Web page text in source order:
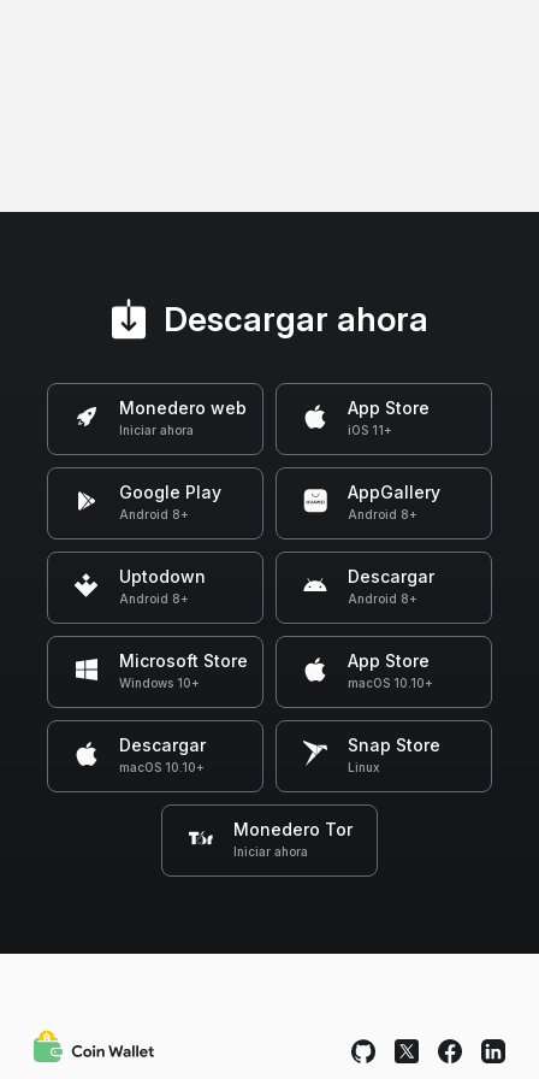
Descargar ahora
Monedero web
Iniciar ahora
App Store
iOS 11+
Google Play
Android 8+
AppGallery
Android 8+
Uptodown
Android 8+
Descargar
Android 8+
Microsoft Store
Windows 10+
App Store
macOS 10.10+
Descargar
macOS 10.10+
Snap Store
Linux
Monedero Tor
Iniciar ahora